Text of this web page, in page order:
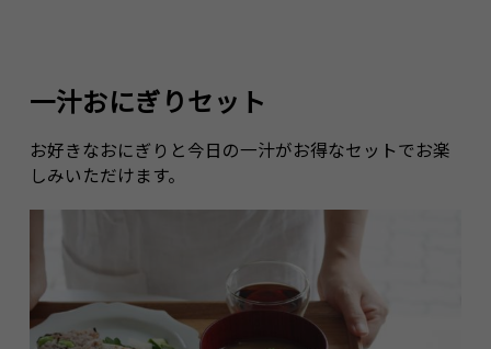
一汁おにぎりセット
お好きなおにぎりと今日の一汁がお得なセットでお楽
しみいただけます。